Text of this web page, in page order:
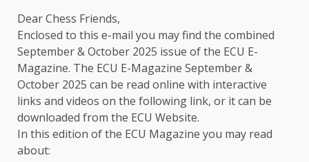
Dear Chess Friends,
Enclosed to this e-mail you may find the combined
September & October 2025 issue of the ECU E-
Magazine. The ECU E-Magazine September &
October 2025 can be read online with interactive
links and videos on the following link, or it can be
downloaded from the ECU Website.
In this edition of the ECU Magazine you may read
about: